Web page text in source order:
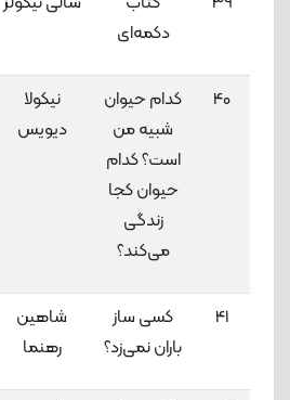
دکمه‌ای
40
کدام حیوان
شبیه من
است؟ کدام
حیوان کجا
زندگی
می‌کند؟
نیکولا
دیویس
41
کسی ساز
باران نمی‌زد؟
شاهین
رهنما